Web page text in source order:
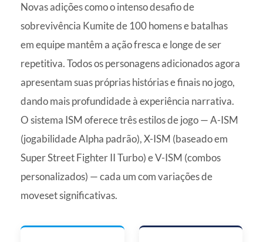
Novas adições como o intenso desafio de
sobrevivência Kumite de 100 homens e batalhas
em equipe mantêm a ação fresca e longe de ser
repetitiva. Todos os personagens adicionados agora
apresentam suas próprias histórias e finais no jogo,
dando mais profundidade à experiência narrativa.
O sistema ISM oferece três estilos de jogo — A-ISM
(jogabilidade Alpha padrão), X-ISM (baseado em
Super Street Fighter II Turbo) e V-ISM (combos
personalizados) — cada um com variações de
moveset significativas.